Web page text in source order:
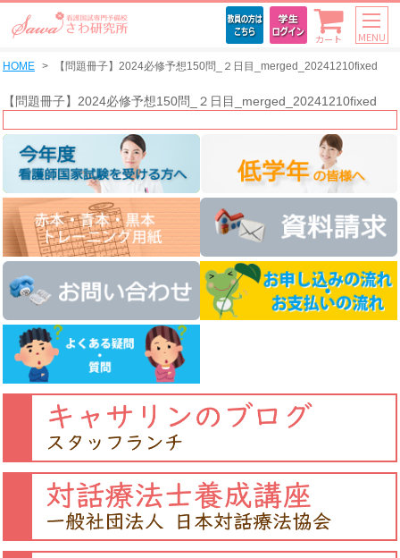
カート MENU
HOME 【問題冊子】2024必修予想150問_２日目_merged_20241210fixed
【問題冊子】2024必修予想150問_２日目_merged_20241210fixed